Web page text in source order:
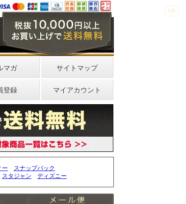
マガ サイトマップ
登録 マイアカウント
ー
スナップバック
スタジャン ディズニー
4件
0件